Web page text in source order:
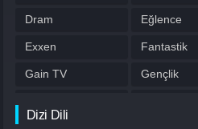
Dram Eğlence
Exxen Fantastik
Gain TV Gençlik
Dizi Dili